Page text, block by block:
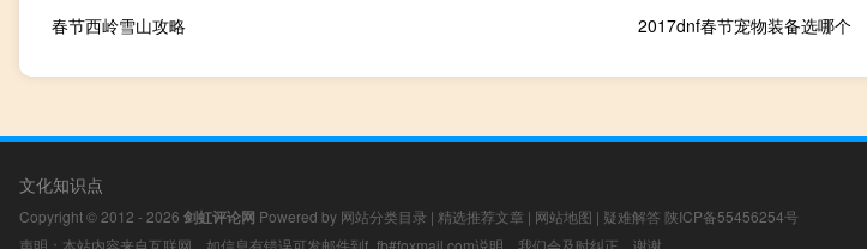
春节西岭雪山攻略
2017dnf春节宠物装备选哪个
文化知识点
Copyright © 2012 - 2026 剑虹评论网 Powered by 网站分类目录 | 精选推荐文章 | 网站地图 | 疑难解答 陕ICP备55456254号